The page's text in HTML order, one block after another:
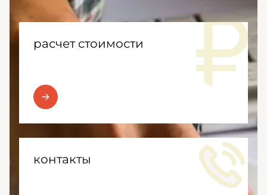
расчет стоимости
контакты